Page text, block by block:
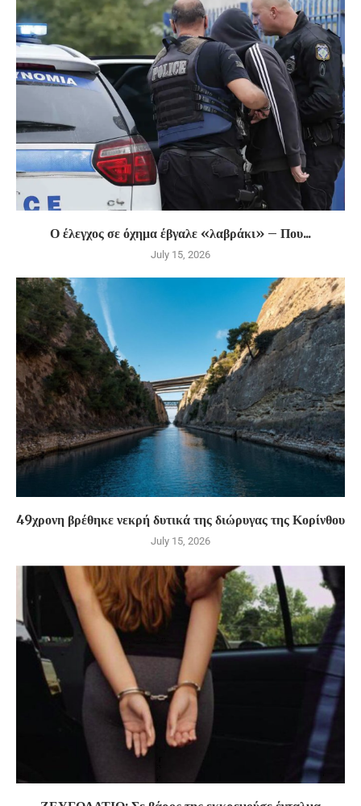
Ο έλεγχος σε όχημα έβγαλε «λαβράκι» – Που...
July 15, 2026
49χρονη βρέθηκε νεκρή δυτικά της διώρυγας της Κορίνθου
July 15, 2026